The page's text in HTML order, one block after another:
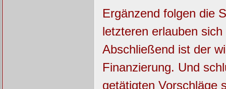
Ergänzend folgen die
letzteren erlauben
Abschließend ist der
Finanzierung. Und
getätigten Vorschläge